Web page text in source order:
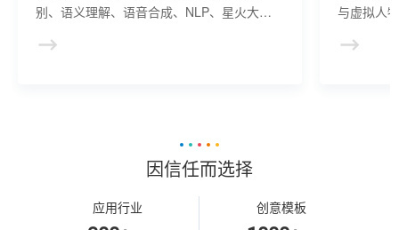
别、语义理解、语音合成、NLP、星火大模
建、AI驱动、多模态交互的多场景虚拟人产
与虚拟人
景，可广
因信任而选择
应用行业 创意模板